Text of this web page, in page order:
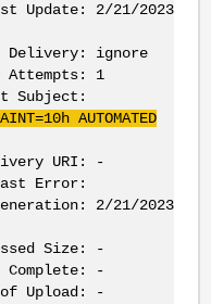
2/21/2023
ignore
1
=10hAUTOMATED
-
2/21/2023
Size: -
-
-